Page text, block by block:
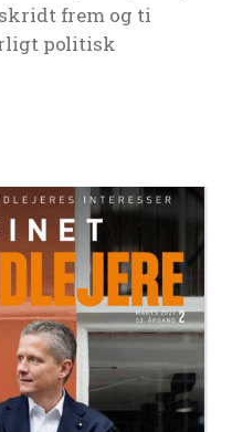
frem og ti
politisk